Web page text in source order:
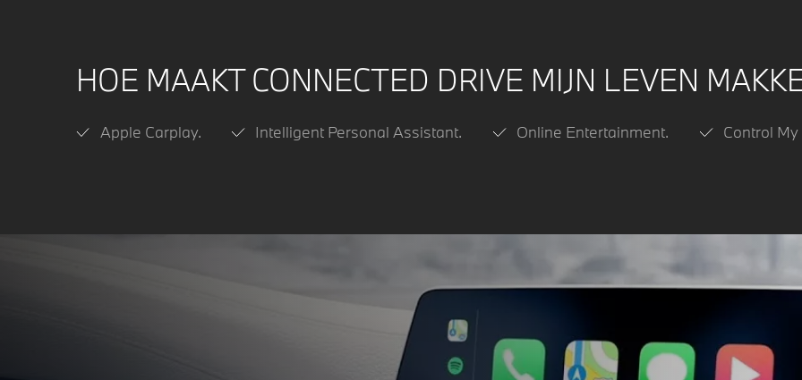
HOE MAAKT CONNECTED DRIVE MIJN LEVEN
Apple Carplay. Intelligent Personal Assistant. Online Entertainment. Control